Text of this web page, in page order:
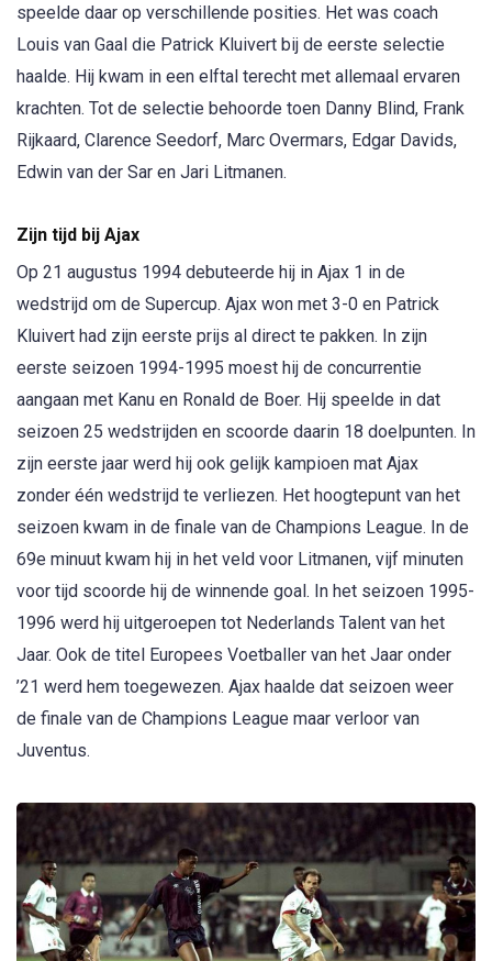
speelde daar op verschillende posities. Het was coach
Louis van Gaal die Patrick Kluivert bij de eerste selectie
haalde. Hij kwam in een elftal terecht met allemaal ervaren
krachten. Tot de selectie behoorde toen Danny Blind, Frank
Rijkaard, Clarence Seedorf, Marc Overmars, Edgar Davids,
Edwin van der Sar en Jari Litmanen.
Zijn tijd bij Ajax
Op 21 augustus 1994 debuteerde hij in Ajax 1 in de
wedstrijd om de Supercup. Ajax won met 3-0 en Patrick
Kluivert had zijn eerste prijs al direct te pakken. In zijn
eerste seizoen 1994-1995 moest hij de concurrentie
aangaan met Kanu en Ronald de Boer. Hij speelde in dat
seizoen 25 wedstrijden en scoorde daarin 18 doelpunten. In
zijn eerste jaar werd hij ook gelijk kampioen mat Ajax
zonder één wedstrijd te verliezen. Het hoogtepunt van het
seizoen kwam in de finale van de Champions League. In de
69e minuut kwam hij in het veld voor Litmanen, vijf minuten
voor tijd scoorde hij de winnende goal. In het seizoen 1995-
1996 werd hij uitgeroepen tot Nederlands Talent van het
Jaar. Ook de titel Europees Voetballer van het Jaar onder
’21 werd hem toegewezen. Ajax haalde dat seizoen weer
de finale van de Champions League maar verloor van
Juventus.